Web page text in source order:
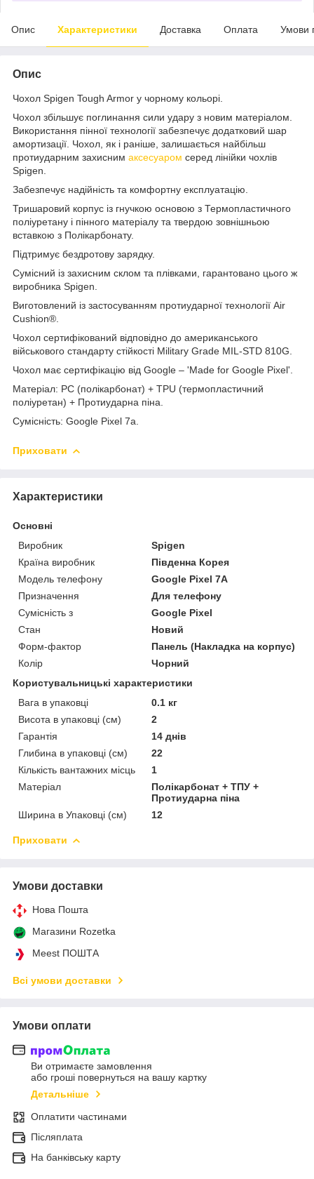
Опис Характеристики Доставка Оплата Умови
Опис
Чохол Spigen Tough Armor у чорному кольорі.
Чохол збільшує поглинання сили удару з новим матеріалом.
Використання пінної технології забезпечує додатковий шар
амортизації. Чохол, як і раніше, залишається найбільш
протиударним захисним аксесуаром серед лінійки чохлів
Spigen.
Забезпечує надійність та комфортну експлуатацію.
Тришаровий корпус із гнучкою основою з Термопластичного
поліуретану і пінного матеріалу та твердою зовнішньою
вставкою з Полікарбонату.
Підтримує бездротову зарядку.
Сумісний із захисним склом та плівками, гарантовано цього ж
виробника Spigen.
Виготовлений із застосуванням протиударної технології Air
Cushion®.
Чохол сертифікований відповідно до американського
військового стандарту стійкості Military Grade MIL-STD 810G.
Чохол має сертифікацію від Google – 'Made for Google Pixel'.
Матеріал: PC (полікарбонат) + TPU (термопластичний
поліуретан) + Протиударна піна.
Сумісність: Google Pixel 7a.
Приховати
Характеристики
Основні
Виробник
Spigen
Країна виробник
Південна Корея
Модель телефону
Google Pixel 7A
Призначення
Для телефону
Сумісність з
Google Pixel
Стан
Новий
Форм-фактор
Панель (Накладка на корпус)
Колір
Чорний
Користувальницькі характеристики
Вага в упаковці
0.1 кг
Висота в упаковці (см)
2
Гарантія
14 днів
Глибина в упаковці (см)
22
Кількість вантажних місць
1
Матеріал
Полікарбонат + ТПУ +
Протиударна піна
Ширина в Упаковці (см)
12
Приховати
Умови доставки
Нова Пошта
Магазини Rozetka
Meest ПОШТА
Всі умови доставки
Умови оплати
Ви отримаєте замовлення
або гроші повернуться на вашу картку
Детальніше
Оплатити частинами
Післяплата
На банківську карту